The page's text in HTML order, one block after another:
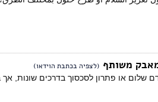
משותף (לצפיה בכתבת הוידאו)
שלום או פתרון לסכסוך בדרכים שונות,